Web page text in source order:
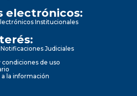
electrónicos:
Institucionales
Judiciales
condiciones de uso
a la información